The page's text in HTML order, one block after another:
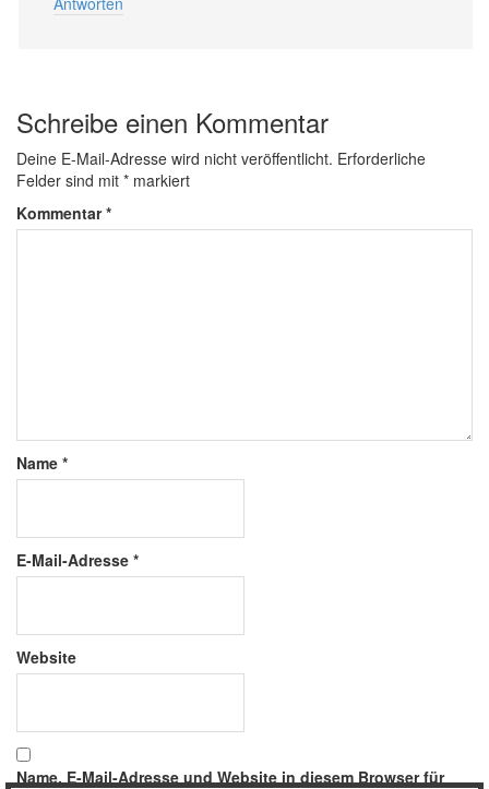
Schreibe einen Kommentar
Deine E-Mail-Adresse wird nicht veröffentlicht. Erforderliche
Felder sind mit * markiert
Kommentar*
Name *
E-Mail-Adresse *
Website
Name, E-Mail-Adresse und Website in diesem Browser für